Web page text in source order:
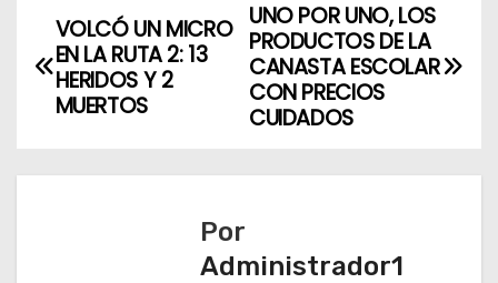
N
a
e
UNO POR UNO, LOS
PRODUCTOS DE LA
CANASTA ESCOLAR
CON PRECIOS
CUIDADOS
VOLCÓ UN MICRO
EN LA RUTA 2: 13
HERIDOS Y 2
MUERTOS
Por
Administrador1